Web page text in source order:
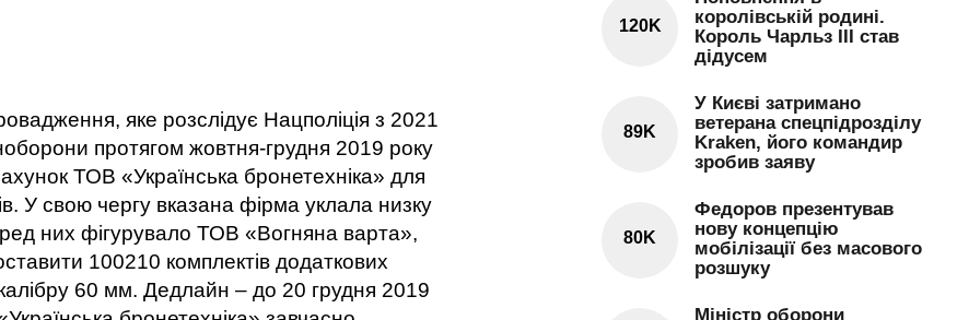
яке розслідує Нацполіція з 2021
протягом жовтня-грудня 2019 року
ТОВ «Українська бронетехніка» для
У свою чергу вказана фірма уклала низку
них фігурувало ТОВ «Вогняна варта»,
100210 комплектів додаткових
60 мм. Дедлайн – до 20 грудня 2019
120K
королівській родині.
Король Чарльз III став
дідусем
89K
У Києві затримано
ветерана спецпідрозділу
Kraken, його командир
зробив заяву
80K
Федоров презентував
нову концепцію
мобілізації без масового
розшуку
Міністр оборони